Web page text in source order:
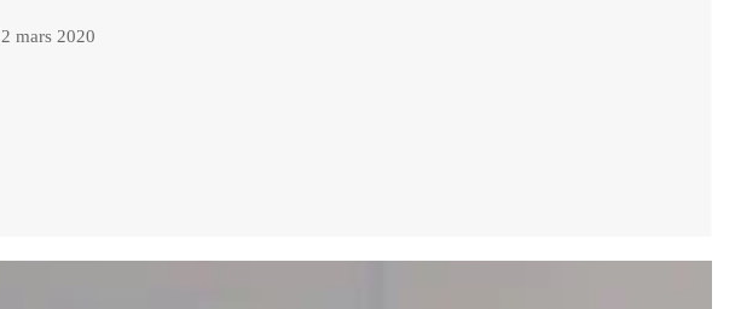
2 mars 2020